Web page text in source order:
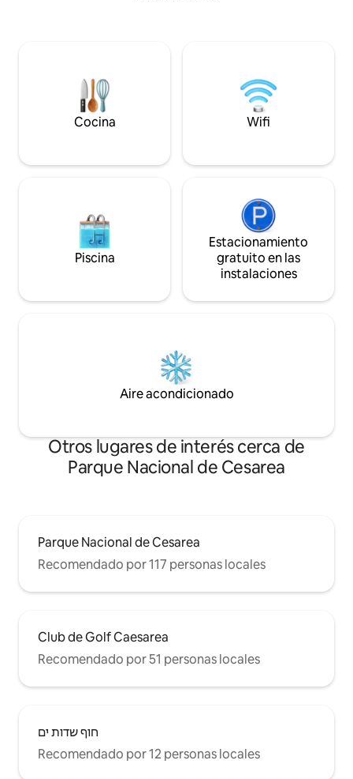
más. A poca distancia a pie hay senderos
para caminar directamente a la
naturaleza y al sendero Israel Trail. El loft
sumergirte en un ambiente lleno de
que buscan
cabaña se
del pueblo
esquina tranquila
accesibilidad.
restaurantes, y
cosa
Cocina Wifi
Piscina
Estacionamiento
gratuito en las
instalaciones
Aire acondicionado
Otros lugares de interés cerca de
Parque Nacional de Cesarea
Parque Nacional de Cesarea
Recomendado por 117 personas locales
Club de Golf Caesarea
Recomendado por 51 personas locales
חוף שדות ים
Recomendado por 12 personas locales